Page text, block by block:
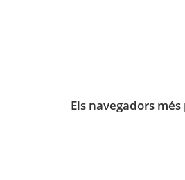
Els navegadors